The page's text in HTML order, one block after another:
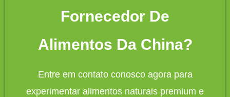
Fornecedor De
Alimentos Da China?
Entre em contato conosco agora para
experimentar alimentos naturais premium e